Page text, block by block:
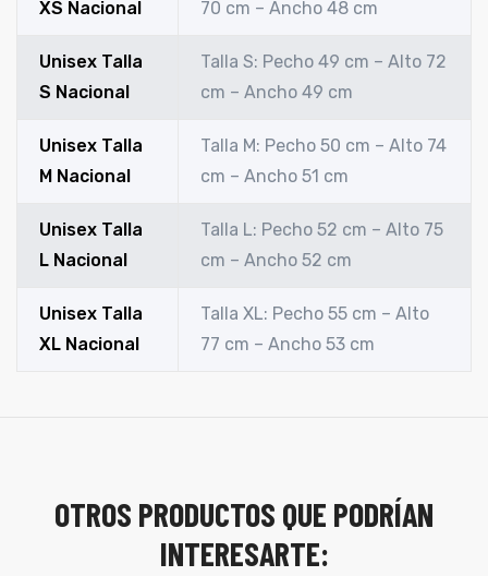
XS Nacional 70 cm – Ancho 48 cm
Unisex Talla
S Nacional
Talla S: Pecho 49 cm – Alto 72
cm – Ancho 49 cm
Unisex Talla
M Nacional
Talla M: Pecho 50 cm – Alto 74
cm – Ancho 51 cm
Unisex Talla
L Nacional
Talla L: Pecho 52 cm – Alto 75
cm – Ancho 52 cm
Unisex Talla
XL Nacional
Talla XL: Pecho 55 cm – Alto
77 cm – Ancho 53 cm
OTROS PRODUCTOS QUE PODRÍAN
INTERESARTE: